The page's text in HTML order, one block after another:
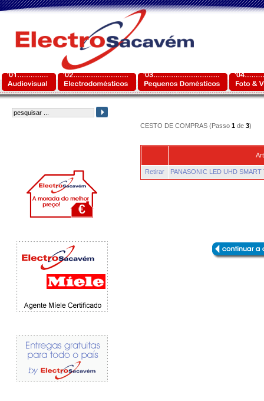
CESTO DE COMPRAS (Passo 1de 3)
Retirar PANASONIC LED UHD